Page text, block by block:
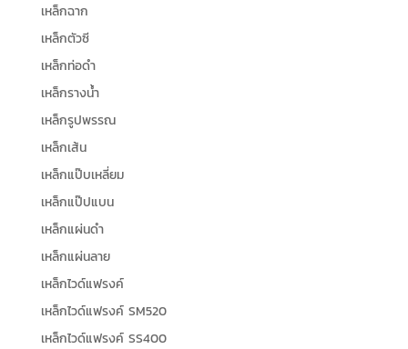
เหล็กฉาก
เหล็กตัวซี
เหล็กท่อดำ
เหล็กรางน้ำ
เหล็กรูปพรรณ
เหล็กเส้น
เหล็กแป๊บเหลี่ยม
เหล็กแป๊ปแบน
เหล็กแผ่นดำ
เหล็กแผ่นลาย
เหล็กไวด์แฟรงค์
เหล็กไวด์แฟรงค์ SM520
เหล็กไวด์แฟรงค์ SS400